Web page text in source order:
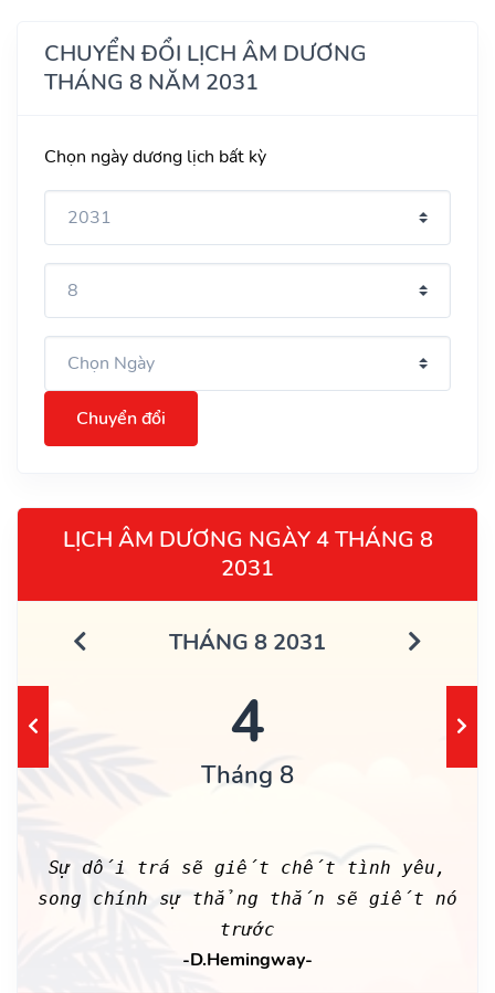
CHUYỂN ĐỔI LỊCH ÂM DƯƠNG
THÁNG 8 NĂM 2031
Chọn ngày dương lịch bất kỳ
Chuyển đổi
LỊCH ÂM DƯƠNG NGÀY 4 THÁNG 8
2031
THÁNG 8 2031
4
Tháng 8
Sự dối trá sẽ giết chết tình yêu,
song chính sự thẳng thắn sẽ giết nó
trước
-D.Hemingway-